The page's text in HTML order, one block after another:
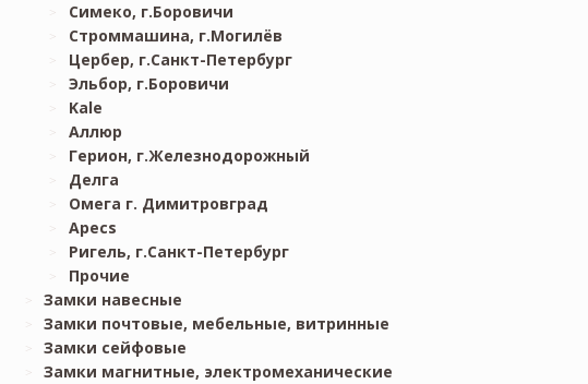
Симеко, г.Боровичи
Строммашина, г.Могилёв
Цербер, г.Санкт-Петербург
Эльбор, г.Боровичи
Kale
Аллюр
Герион, г.Железнодорожный
Делга
Омега г. Димитровград
Apecs
Ригель, г.Санкт-Петербург
Прочие
Замки навесные
Замки почтовые, мебельные, витринные
Замки сейфовые
Замки магнитные, электромеханические